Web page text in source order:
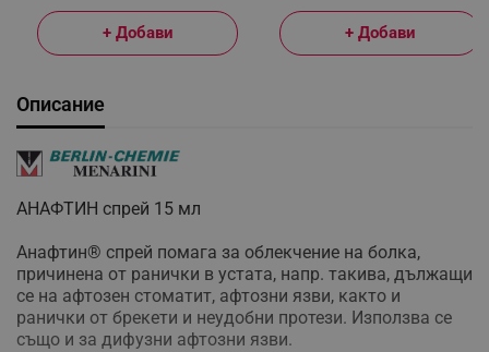
+ Добави + Добави
Описание
АНАФТИН спрей 15 мл
Анафтин® спрей помага за облекчение на болка,
причинена от ранички в устата, напр. такива, дължащи
се на афтозен стоматит, афтозни язви, както и
ранички от брекети и неудобни протези. Използва се
също и за дифузни афтозни язви.